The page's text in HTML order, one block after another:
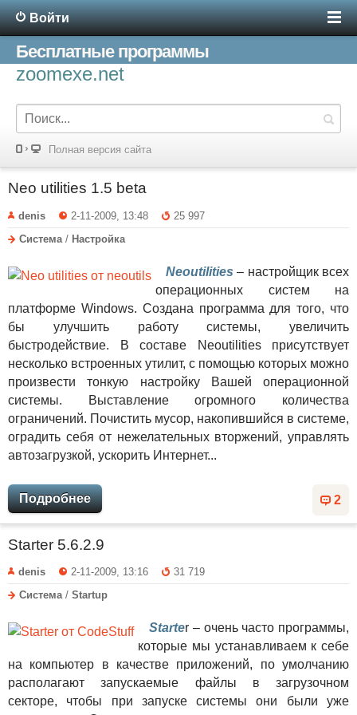
Войти
Бесплатные программы
zoomexe.net
Полная версия сайта
Neo utilities 1.5 beta
denis 2-11-2009, 13:48
25 997
Система / Настройка
Neoutilities – настройщик всех
операционных систем на
платформе Windows. Создана программа для того, что
бы улучшить работу системы, увеличить
быстродействие. В составе Neoutilities присутствует
несколько встроенных утилит, с помощью которых можно
произвести тонкую настройку Вашей операционной
системы. Выставление огромного количества
ограничений. Почистить мусор, накопившийся в системе,
оградить себя от нежелательных вторжений, управлять
автозагрузкой, ускорить Интернет...
2
Подробнее
Starter 5.6.2.9
denis 2-11-2009, 13:16
31 719
Система/ Startup
Starter – очень часто программы,
которые мы устанавливаем к себе
на компьютер в качестве приложений, по умолчанию
располагают запускаемые файлы в загрузочном
секторе, чтобы при запуске системы они были уже